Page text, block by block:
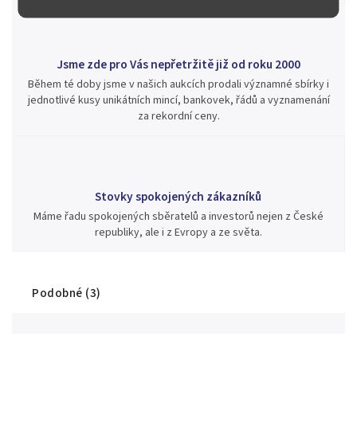
Jsme zde pro Vás nepřetržitě již od roku 2000
Během té doby jsme v našich aukcích prodali významné sbírky i
jednotlivé kusy unikátních mincí, bankovek, řádů a vyznamenání
za rekordní ceny.
Stovky spokojených zákazníků
Máme řadu spokojených sběratelů a investorů nejen z České
republiky, ale i z Evropy a ze světa.
Podobné (3)